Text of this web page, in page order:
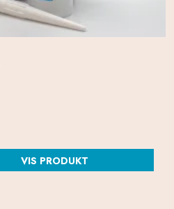
VIS PRODUKT